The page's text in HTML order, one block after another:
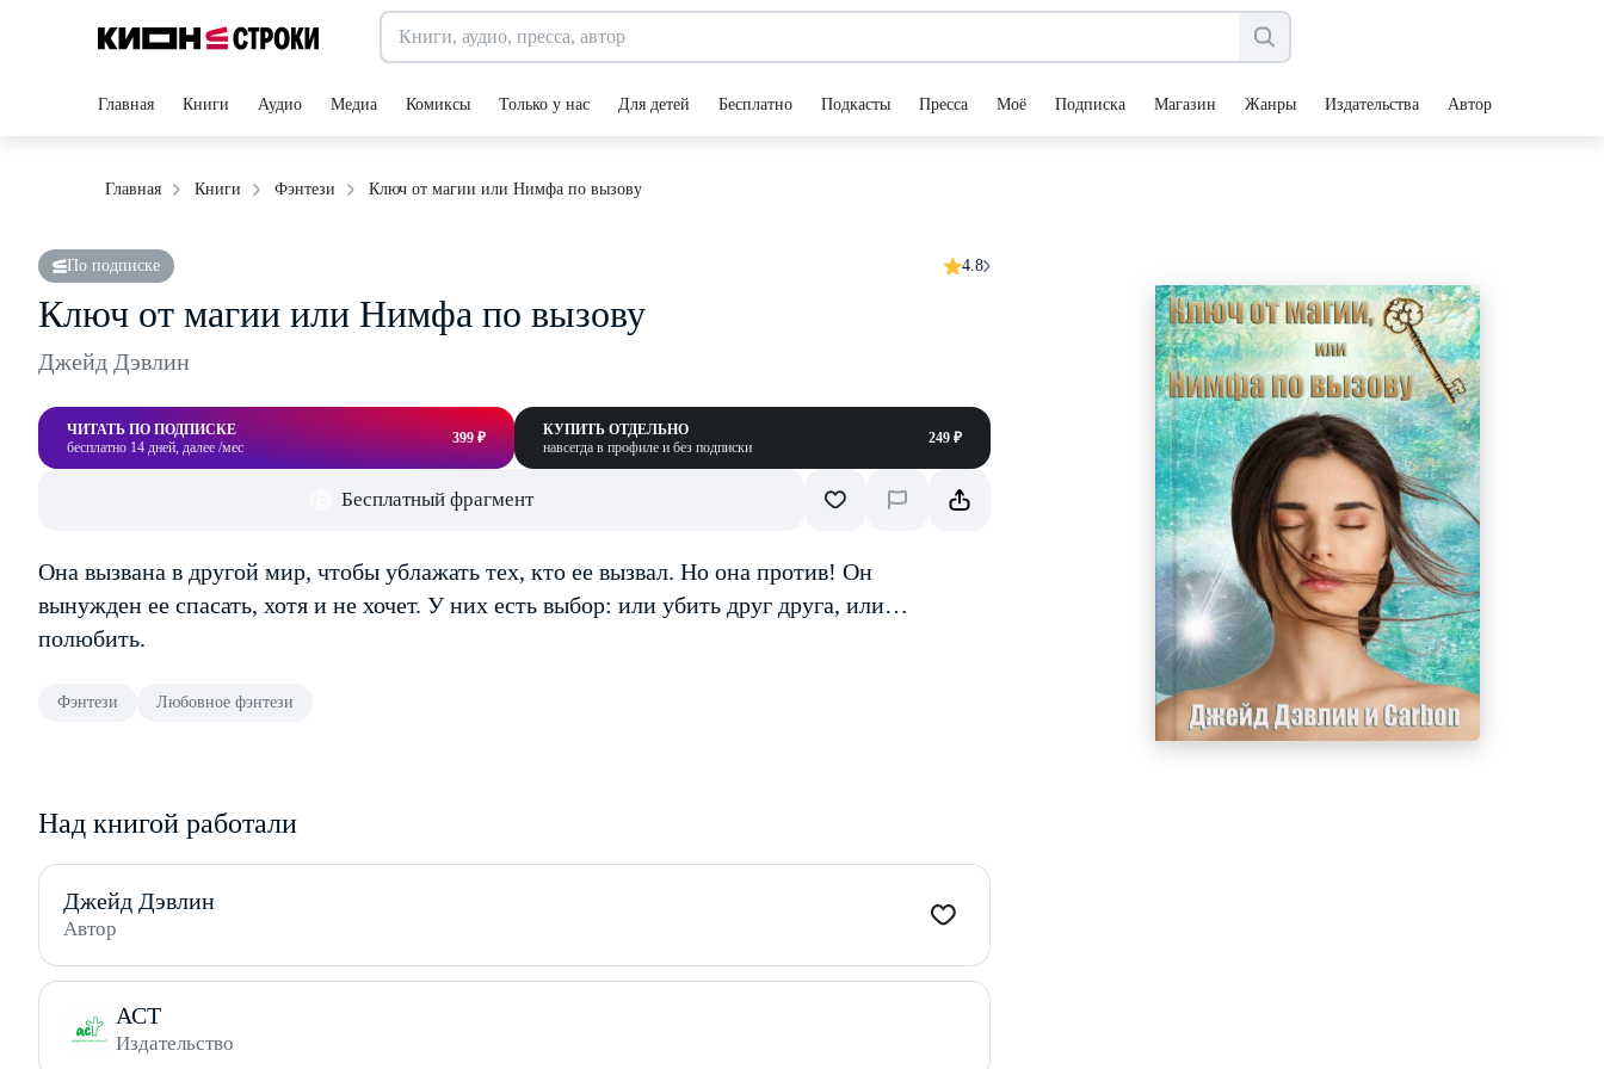
Главная Книги Аудио Медиа Комиксы Только у нас Для детей Бесплатно Подкасты Пресса Моё Подписка Магазин Жанры Издательства Авторы
Главная Книги Фэнтези Ключ от магии или Нимфа по вызову
По подписке 4.8
Ключ от магии или Нимфа по вызову
Джейд Дэвлин
ЧИТАТЬ ПО ПОДПИСКЕ
бесплатно 14 дней, далее /мес
399 ₽
КУПИТЬ ОТДЕЛЬНО
навсегда в профиле и без подписки
249 ₽
Бесплатный фрагмент
Она вызвана в другой мир, чтобы ублажать тех, кто ее вызвал. Но она против! Он
вынужден ее спасать, хотя и не хочет. У них есть выбор: или убить друг друга, или…
полюбить.
Фэнтези Любовное фэнтези
Над книгой работали
Джейд Дэвлин
Автор
АСТ
Издательство